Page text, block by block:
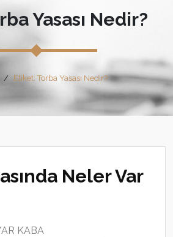
Yasası Nedir?
Etiket: Torba Yasası Nedir?
Neler Var
KABA